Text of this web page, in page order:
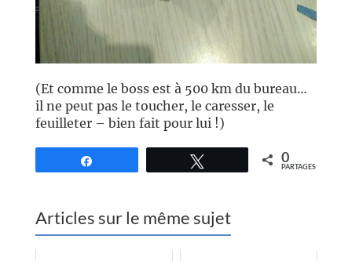
(Et comme le boss est à 500 km du bureau…
il ne peut pas le toucher, le caresser, le
feuilleter – bien fait pour lui !)
0
PARTAGES
Articles sur le même sujet